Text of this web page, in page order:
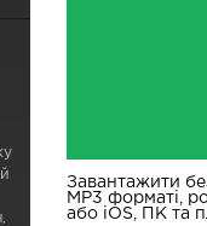
Завантажити
MP3 форматі,
або iOS, ПК та